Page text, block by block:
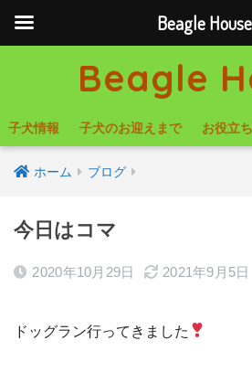
Beagle
子犬情報 子犬のお迎えまで お役立
ホーム ブログ
今日はコマ
2020年10月29日 2021年9月5日
ドッグラン行ってきました
Beagle House